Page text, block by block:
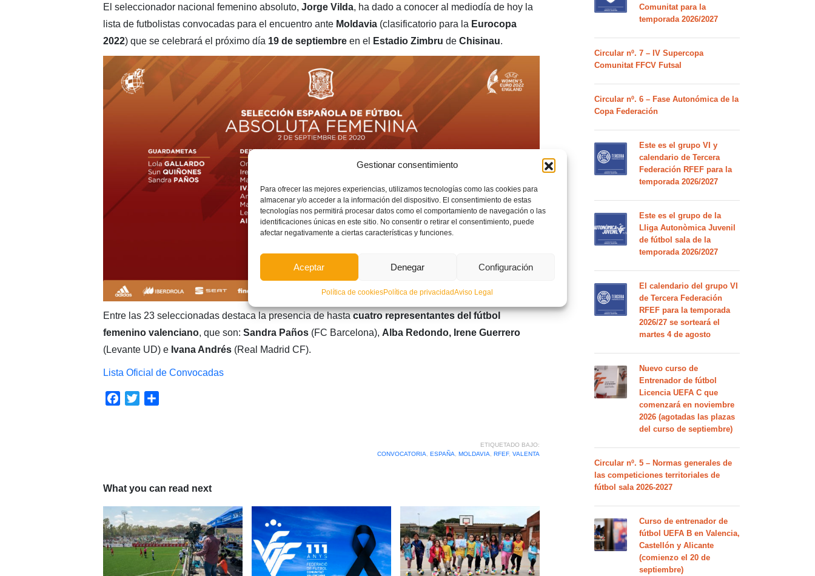
Gestionar consentimiento
Para ofrecer las mejores experiencias, utilizamos tecnologías como las cookies para
almacenar y/o acceder a la información del dispositivo. El consentimiento de estas
tecnologías nos permitirá procesar datos como el comportamiento de navegación o las
identificaciones únicas en este sitio. No consentir o retirar el consentimiento, puede
afectar negativamente a ciertas características y funciones.
Aceptar Denegar Configuración
Política de cookiesPolítica de privacidadAviso Legal
El seleccionador nacional femenino absoluto, Jorge Vilda, ha dado a conocer al mediodía de hoy la
lista de futbolistas convocadas para el encuentro ante Moldavia(clasificatorio para la Eurocopa
2022) que se celebrará el próximo día 19 de septiembreen el Estadio Zimbru de Chisinau.
Entre las 23 seleccionadas destaca la presencia de hastacuatro representantes del fútbol
femenino valenciano, que son: Sandra Paños(FC Barcelona), Alba Redondo, Irene Guerrero
(Levante UD) e Ivana Andrés (Real Madrid CF).
Lista Oficial de Convocadas
Facebook
Twitter
ETIQUETADO BAJO:
CONVOCATORIA, ESPAÑA, MOLDAVIA, RFEF, VALENTA
What you can read next
Comunitat para la
temporada 2026/2027
Circular nº. 7 – IV Supercopa
Comunitat FFCV Futsal
Circular nº. 6 – Fase Autonómica de la
Copa Federación
Este es el grupo VI y
calendario de Tercera
Federación RFEF para la
temporada 2026/2027
Este es el grupo de la
Lliga Autonòmica Juvenil
de fútbol sala de la
temporada 2026/2027
El calendario del grupo VI
de Tercera Federación
RFEF para la temporada
2026/27 se sorteará el
martes 4 de agosto
Nuevo curso de
Entrenador de fútbol
Licencia UEFA C que
comenzará en noviembre
2026 (agotadas las plazas
del curso de septiembre)
Circular nº. 5 – Normas generales de
las competiciones territoriales de
fútbol sala 2026-2027
Curso de entrenador de
fútbol UEFA B en Valencia,
Castellón y Alicante
(comienzo el 20 de
septiembre)